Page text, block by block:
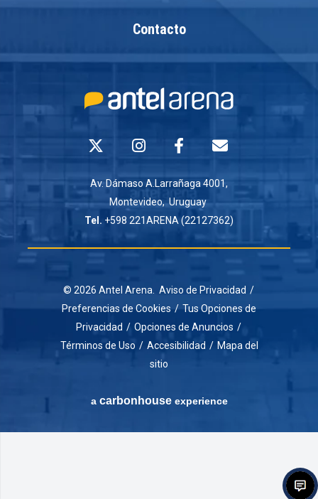
Contacto
Av. Dámaso A.Larrañaga 4001,
Montevideo, Uruguay
Tel. +598 221ARENA (22127362)
© 2026 Antel Arena. Aviso de Privacidad /
Preferencias de Cookies / Tus Opciones de
Privacidad / Opciones de Anuncios /
Términos de Uso / Accesibilidad / Mapa del
sitio
a carbon houseexperience